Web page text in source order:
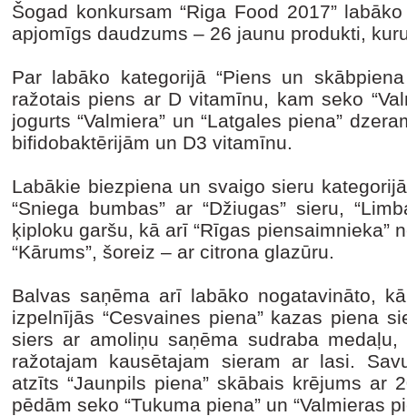
Šogad konkursam “Riga Food 2017”
apjomīgs daudzums – 26 jaunu produkti,
Par labāko kategorijā “Piens un
ražotais piens ar D vitamīnu, kam seko
jogurts “Valmiera” un “Latgales piena”
bifidobaktērijām un D3 vitamīnu.
Labākie biezpiena un svaigo sieru
“Sniega bumbas” ar “Džiugas” sieru,
ķiploku garšu, kā arī “Rīgas piensaimnieka”
“Kārums”, šoreiz – ar citrona glazūru.
Balvas saņēma arī labāko nogatavināto,
izpelnījās “Cesvaines piena” kazas piena
siers ar amoliņu saņēma sudraba medaļu,
ražotajam kausētajam sieram ar lasi.
atzīts “Jaunpils piena” skābais krējums ar
pēdām seko “Tukuma piena” un “Valmieras